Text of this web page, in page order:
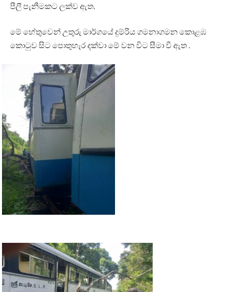
පීලී පැනීමකට ලක්ව ඇත.
මේ හේතුවෙන් උතුරු මාර්ගයේ දුම්රිය ගමනාගමන කොළඹ
කොටුව සිට පොතුහැර දක්වා මේ වන විට සීමා වී ඇත .